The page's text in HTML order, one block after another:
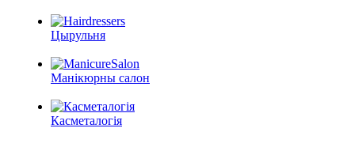
Цырульня
Манікюрны салон
Касметалогія